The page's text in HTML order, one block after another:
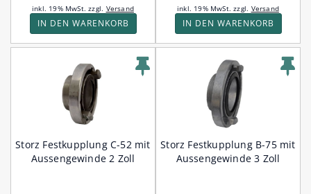
inkl. 19% MwSt. zzgl. Versand
IN DEN WARENKORB
inkl. 19% MwSt. zzgl. Versand
IN DEN WARENKORB
Storz Festkupplung C-52 mit
Aussengewinde 2 Zoll
Storz Festkupplung B-75 mit
Aussengewinde 3 Zoll